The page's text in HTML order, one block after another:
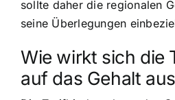
sollte daher die regionalen
seine Überlegungen
Wie wirkt sich die
auf das Gehalt